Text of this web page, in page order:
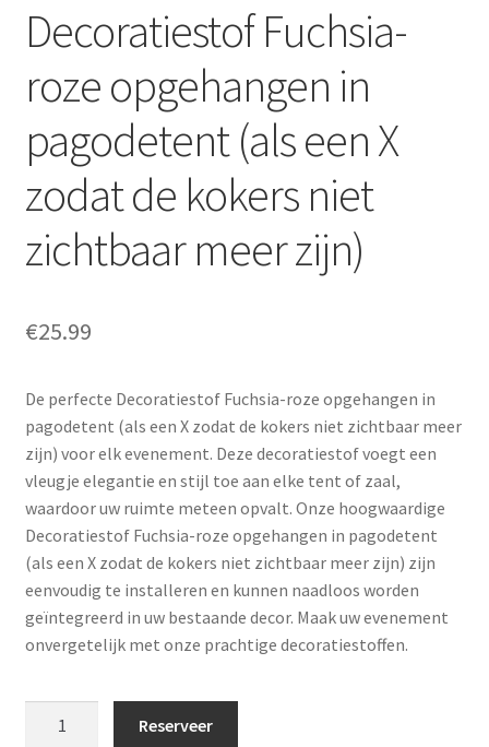
Decoratiestof Fuchsia-
roze opgehangen in
pagodetent (als een X
zodat de kokers niet
zichtbaar meer zijn)
€25.99
De perfecte Decoratiestof Fuchsia-roze opgehangen in
pagodetent (als een X zodat de kokers niet zichtbaar meer
zijn) voor elk evenement. Deze decoratiestof voegt een
vleugje elegantie en stijl toe aan elke tent of zaal,
waardoor uw ruimte meteen opvalt. Onze hoogwaardige
Decoratiestof Fuchsia-roze opgehangen in pagodetent
(als een X zodat de kokers niet zichtbaar meer zijn) zijn
eenvoudig te installeren en kunnen naadloos worden
geïntegreerd in uw bestaande decor. Maak uw evenement
onvergetelijk met onze prachtige decoratiestoffen.
Reserveer